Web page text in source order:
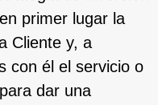
primer lugar la
Cliente y, a
con él el servicio o
dar una